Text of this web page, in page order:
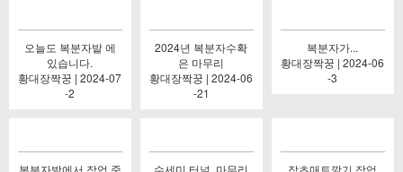
오늘도 복분자밭 에
있습니다.
황대장짝꿍 | 2024-07
-2
2024년 복분자수확
은 마무리
황대장짝꿍 | 2024-06
-21
복분자가...
황대장짝꿍 | 2024-06
-3
복분자밭에서 작업 중
수세미 터널..마무리
잡초매트깔기 작업